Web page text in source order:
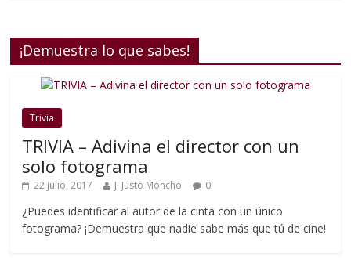
¡Demuestra lo que sabes!
Trivia
TRIVIA – Adivina el director con un
solo fotograma
22 julio, 2017 J. Justo Moncho 0
¿Puedes identificar al autor de la cinta con un único
fotograma? ¡Demuestra que nadie sabe más que tú de cine!